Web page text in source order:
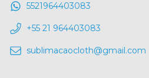
5521964403083
+55 21 964403083
sublimacaocloth@gmail.com